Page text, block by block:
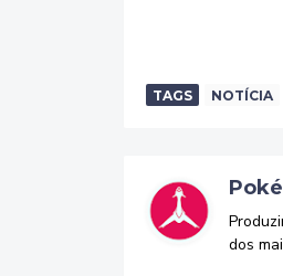
TAGS NOTÍCIA
dos